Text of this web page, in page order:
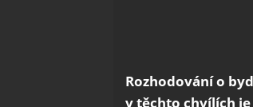
Rozhodování o
v těchto chvílích